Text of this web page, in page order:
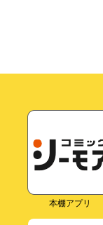
本棚アプリ